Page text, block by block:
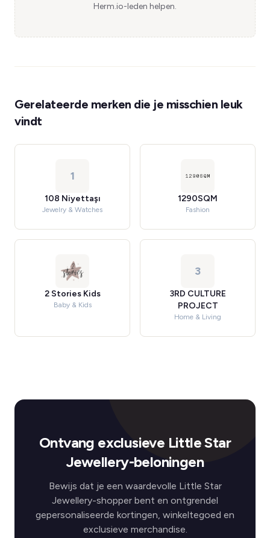
Herm.io-leden helpen.
Gerelateerde merken die je misschien leuk
vindt
1
108 Niyettaşı
Jewelry & Watches
1290SQM
Fashion
2 Stories Kids
Baby & Kids
3
3RD CULTURE
PROJECT
Home & Living
Ontvang exclusieve Little Star
Jewellery-beloningen
Bewijs dat je een waardevolle Little Star
Jewellery-shopper bent en ontgrendel
gepersonaliseerde kortingen, winkeltegoed en
exclusieve merchandise.